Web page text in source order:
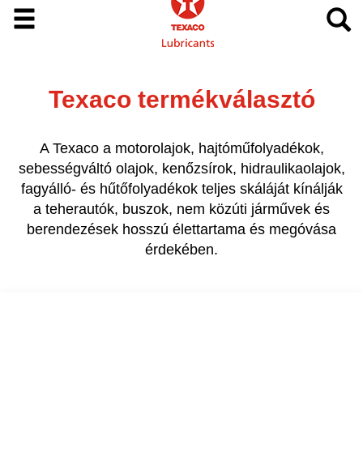
Texaco termékválasztó
A Texaco a motorolajok, hajtóműfolyadékok,
sebességváltó olajok, kenőzsírok, hidraulikaolajok,
fagyálló- és hűtőfolyadékok teljes skáláját kínálják
a teherautók, buszok, nem közúti járművek és
berendezések hosszú élettartama és megóvása
érdekében.